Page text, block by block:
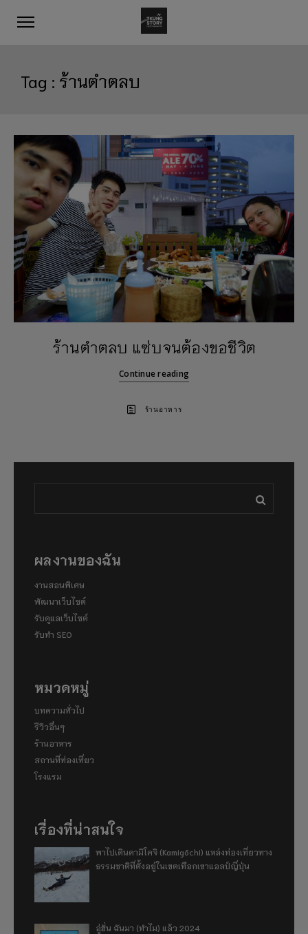
Tag : ร้านตำตลบ
ร้านตำตลบ แซ่บจนต้องขอชีวิต
Continue reading
ร้านอาหาร
ผลงานของฉัน
งานสอนพิเศษ
พัฒนาเว็บไซต์
รับดูแลเว็บไซต์
รับทำ SEO
หมวดหมู่
บทความทั่วไป
รีวิวอื่นๆ
ร้านอาหาร
สถานที่ท่องเที่ยว
โรงแรม
เรื่องที่น่าสนใจ
พาไปเดินคามิโคจิ (Kamigōchi) แหล่งท่องเที่ยวทาง
ธรรมชาติที่ตั้งอยู่ในเขตเทือกเขาแอลป์ญี่ปุ่น
อู่ฮั่น ฉันมา (ทำไม) แล้ว 2024